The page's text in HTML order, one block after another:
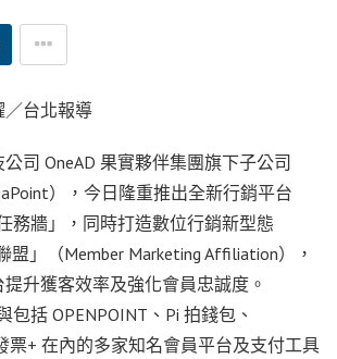
／台北報導
司 OneAD 果實夥伴集團旗下子公司
），今日隆重推出全新行銷平台
任務牆」，同時打造數位行銷新型態
盟」（Member Marketing Affiliation），
升獲客效率及強化會員忠誠度。
包括 OPENPOINT、Pi 拍錢包、
票+ 在內的多家知名會員平台及支付工具